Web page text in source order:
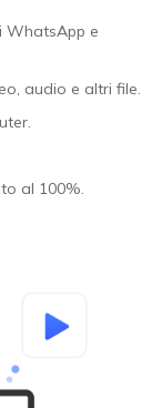
WhatsApp e
audio e altri file.
al 100%.